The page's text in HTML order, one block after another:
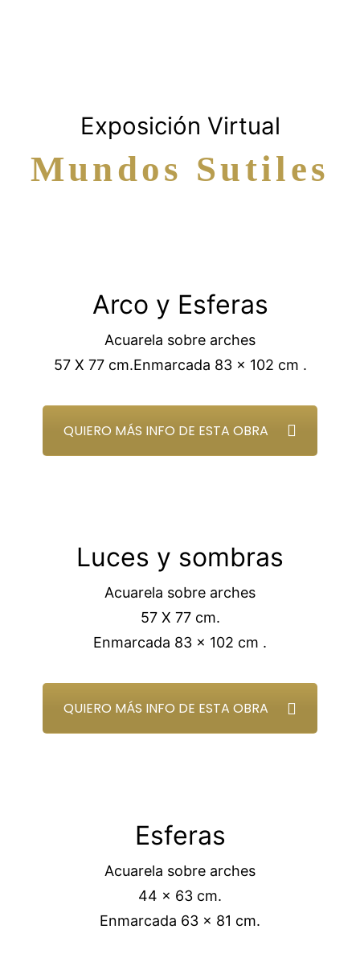
Exposición Virtual
Mundos Sutiles
Arco y Esferas
Acuarela sobre arches
57 X 77 cm.Enmarcada 83 x 102 cm .
QUIERO MÁS INFO DE ESTA OBRA
Luces y sombras
Acuarela sobre arches
57 X 77 cm.
Enmarcada 83 x 102 cm .
QUIERO MÁS INFO DE ESTA OBRA
Esferas
Acuarela sobre arches
44 x 63 cm.
Enmarcada 63 x 81 cm.